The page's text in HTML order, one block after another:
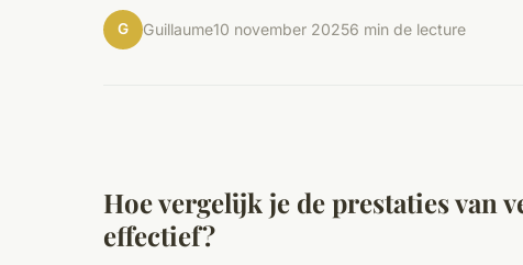
G Guillaume10 november 20256 min de lecture
Hoe vergelijk je de prestaties van
effectief?